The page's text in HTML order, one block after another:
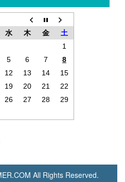
水 木 金
土
1
5 6 7
8
12 13 14
15
19 20 21
22
26 27 28
29
All Rights Reserved.